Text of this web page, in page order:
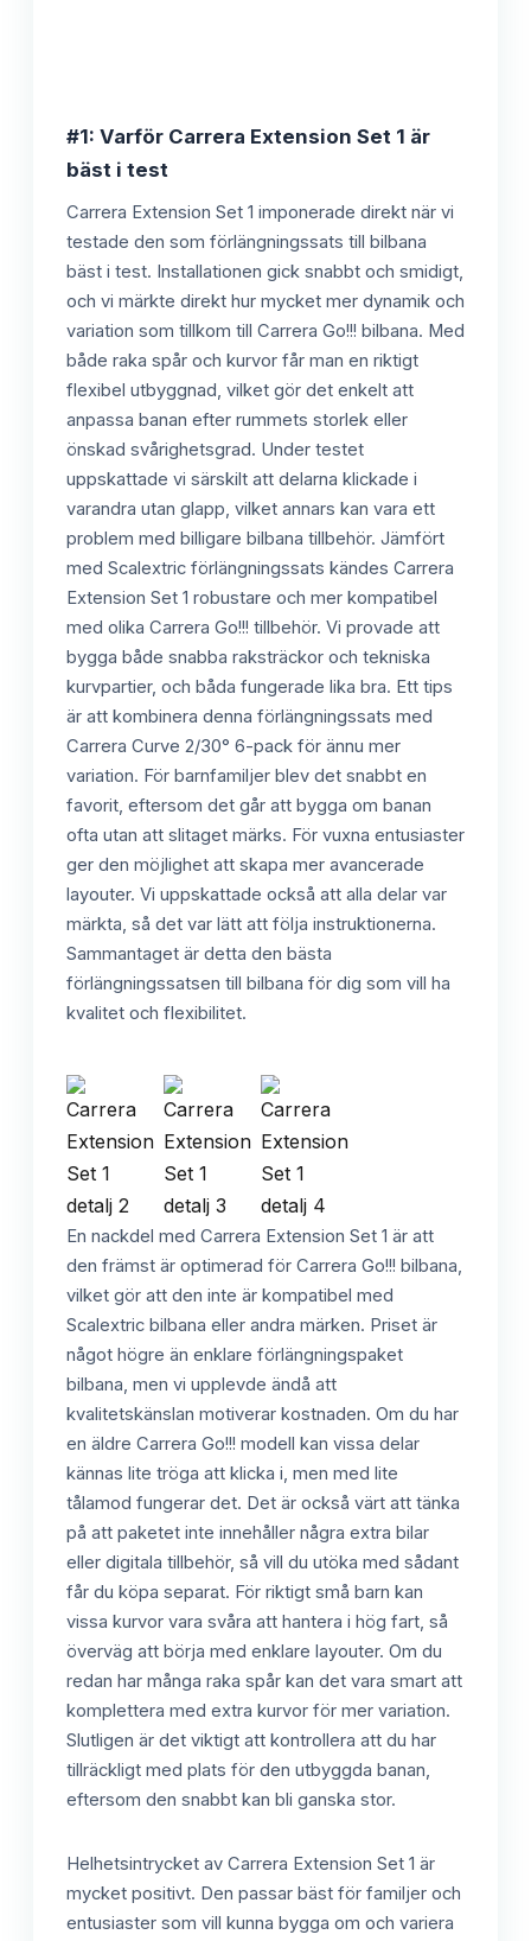
#1: Varför Carrera Extension Set 1 är
bäst i test
Carrera Extension Set 1 imponerade direkt när vi
testade den som förlängningssats till bilbana
bäst i test. Installationen gick snabbt och smidigt,
och vi märkte direkt hur mycket mer dynamik och
variation som tillkom till Carrera Go!!! bilbana. Med
både raka spår och kurvor får man en riktigt
flexibel utbyggnad, vilket gör det enkelt att
anpassa banan efter rummets storlek eller
önskad svårighetsgrad. Under testet
uppskattade vi särskilt att delarna klickade i
varandra utan glapp, vilket annars kan vara ett
problem med billigare bilbana tillbehör. Jämfört
med Scalextric förlängningssats kändes Carrera
Extension Set 1 robustare och mer kompatibel
med olika Carrera Go!!! tillbehör. Vi provade att
bygga både snabba raksträckor och tekniska
kurvpartier, och båda fungerade lika bra. Ett tips
är att kombinera denna förlängningssats med
Carrera Curve 2/30° 6-pack för ännu mer
variation. För barnfamiljer blev det snabbt en
favorit, eftersom det går att bygga om banan
ofta utan att slitaget märks. För vuxna entusiaster
ger den möjlighet att skapa mer avancerade
layouter. Vi uppskattade också att alla delar var
märkta, så det var lätt att följa instruktionerna.
Sammantaget är detta den bästa
förlängningssatsen till bilbana för dig som vill ha
kvalitet och flexibilitet.
En nackdel med Carrera Extension Set 1 är att
den främst är optimerad för Carrera Go!!! bilbana,
vilket gör att den inte är kompatibel med
Scalextric bilbana eller andra märken. Priset är
något högre än enklare förlängningspaket
bilbana, men vi upplevde ändå att
kvalitetskänslan motiverar kostnaden. Om du har
en äldre Carrera Go!!! modell kan vissa delar
kännas lite tröga att klicka i, men med lite
tålamod fungerar det. Det är också värt att tänka
på att paketet inte innehåller några extra bilar
eller digitala tillbehör, så vill du utöka med sådant
får du köpa separat. För riktigt små barn kan
vissa kurvor vara svåra att hantera i hög fart, så
överväg att börja med enklare layouter. Om du
redan har många raka spår kan det vara smart att
komplettera med extra kurvor för mer variation.
Slutligen är det viktigt att kontrollera att du har
tillräckligt med plats för den utbyggda banan,
eftersom den snabbt kan bli ganska stor.
Helhetsintrycket av Carrera Extension Set 1 är
mycket positivt. Den passar bäst för familjer och
entusiaster som vill kunna bygga om och variera